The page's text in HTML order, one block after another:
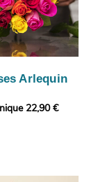
Arlequin
22,90 €